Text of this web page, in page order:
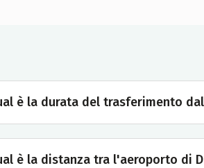
è la durata del trasferimento
è la distanza tra l'aeroporto di